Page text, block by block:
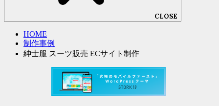
CLOSE
HOME
制作事例
紳士服 スーツ販売 ECサイト制作